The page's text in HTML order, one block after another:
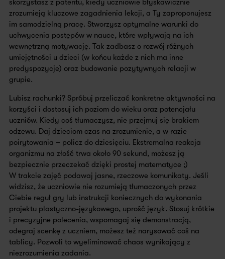
zrozumieją kluczowe zagadnienia lekcji, a Ty zaproponujesz
im samodzielną pracę. Stworzysz optymalne warunki do
uchwycenia postępów w nauce, które wpływają na ich
wewnętrzną motywację. Tak zadbasz o rozwój różnych
umiejętności u dzieci (w końcu każde z nich ma inne
predyspozycje) oraz budowanie pozytywnych relacji w
grupie.
Lubisz rachunki? Spróbuj przeliczać konkretne aktywności na
korzyści i dostosuj ich poziom do wieku oraz potencjału
uczniów. Kiedy coś tłumaczysz, nie przejmuj się brakiem
odzewu. Daj dzieciom czas na zrozumienie, a w razie
poirytowania – policz do dziesięciu. Ekstremalna reakcja
organizmu na złość trwa około 90 sekund, możesz ją
bezpiecznie przeczekać dzięki prostej matematyce ;)
W trakcie zajęć podawaj jasne, rzeczowe komunikaty. Jeśli
widzisz, że uczniowie nie rozumieją tłumaczonych przez
Ciebie reguł gry lub instrukcji koniecznych do wykonania
projektu plastyczno-językowego, uprość język. Stosuj krótkie
i precyzyjne polecenia, wspomagaj się demonstracją,
odegraj scenkę z uczniem, możesz też narysować coś na
tablicy. Pozwoli to wyeliminować chaos wynikający z
niezrozumienia zadania.